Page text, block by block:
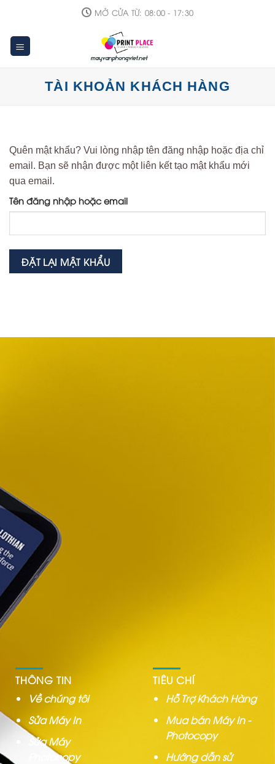
content
MỞ CỬA TỪ: 08:00 - 17:30
TÀI KHOẢN KHÁCH HÀNG
Quên mật khẩu? Vui lòng nhập tên đăng nhập hoặc địa chỉ
email. Bạn sẽ nhận được một liên kết tạo mật khẩu mới
qua email.
Tên đăng nhập hoặc email
ĐẶT LẠI MẬT KHẨU
THÔNG TIN
Về chúng tôi
Sửa Máy In
Sửa Máy
Photocopy
TIÊU CHÍ
Hỗ Trợ Khách Hàng
Mua bán Máy In -
Photocopy
Hướng dẫn sử